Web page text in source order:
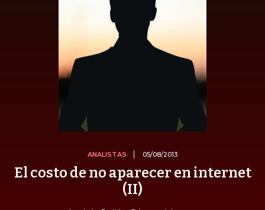
ANALISTAS 05/08/2013
El costo de no aparecer en internet
(II)